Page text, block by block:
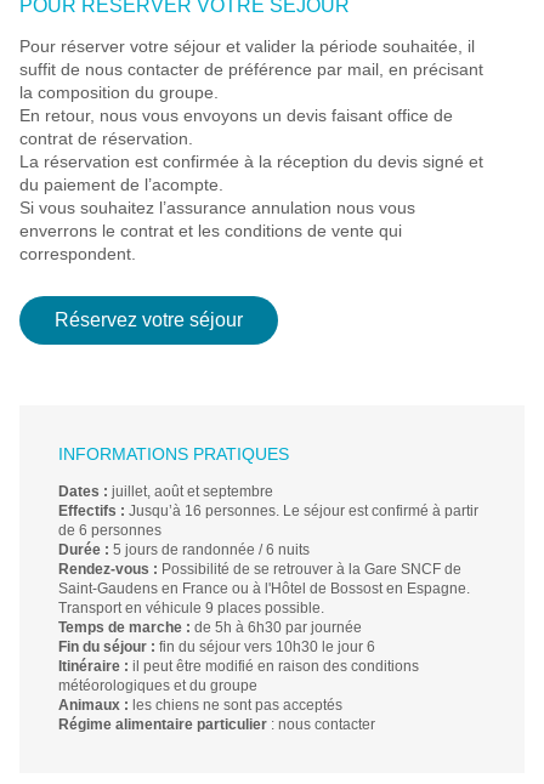
POUR RÉSERVER VOTRE SÉJOUR
Pour réserver votre séjour et valider la période souhaitée, il
suffit de nous contacter de préférence par mail, en précisant
la composition du groupe.
En retour, nous vous envoyons un devis faisant office de
contrat de réservation.
La réservation est confirmée à la réception du devis signé et
du paiement de l’acompte.
Si vous souhaitez l’assurance annulation nous vous
enverrons le contrat et les conditions de vente qui
correspondent.
Réservez votre séjour
INFORMATIONS PRATIQUES
Dates : juillet, août et septembre
Effectifs : Jusqu’à 16 personnes. Le séjour est confirmé à partir
de 6 personnes
Durée : 5 jours de randonnée / 6 nuits
Rendez-vous : Possibilité de se retrouver à la Gare SNCF de
Saint-Gaudens en France ou à l'Hôtel de Bossost en Espagne.
Transport en véhicule 9 places possible.
Temps de marche : de 5h à 6h30 par journée
Fin du séjour : fin du séjour vers 10h30 le jour 6
Itinéraire : il peut être modifié en raison des conditions
météorologiques et du groupe
Animaux : les chiens ne sont pas acceptés
Régime alimentaire particulier : nous contacter